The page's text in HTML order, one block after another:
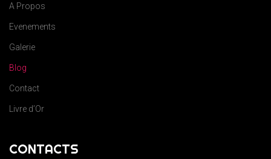
A Propos
Evenements
Galerie
Blog
Contact
Livre d’Or
CONTACTS